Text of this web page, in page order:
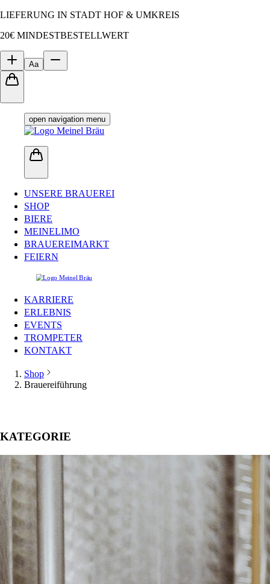
LIEFERUNG IN STADT HOF & UMKREIS
20€ MINDESTBESTELLWERT
Aa
open navigation menu
UNSERE BRAUEREI
SHOP
BIERE
MEINELIMO
BRAUEREIMARKT
FEIERN
KARRIERE
ERLEBNIS
EVENTS
TROMPETER
KONTAKT
Shop
Brauereiführung
KATEGORIE